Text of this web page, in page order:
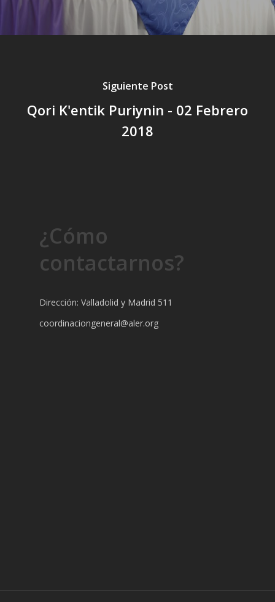
Siguiente Post
Qori K'entik Puriynin - 02 Febrero
2018
¿Cómo
contactarnos?
Dirección: Valladolid y Madrid 511
coordinaciongeneral@aler.org